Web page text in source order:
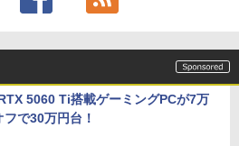
5060 Ti搭載ゲーミングPCが7万
で30万円台！